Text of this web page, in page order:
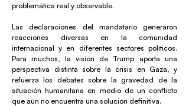
problemática real y observable.
Las declaraciones del mandatario generaron
reacciones diversas en la comunidad
internacional y en diferentes sectores políticos.
Para muchos, la visión de Trump aporta una
perspectiva distinta sobre la crisis en Gaza, y
refuerza los debates sobre la gravedad de la
situación humanitaria en medio de un conflicto
que aún no encuentra una solución definitiva.